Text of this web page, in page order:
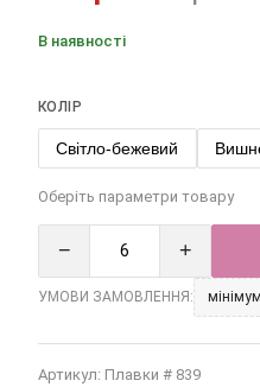
В наявності
КОЛІР
Світло-бежевий
Оберіть параметри товару
− +
УМОВИ ЗАМОВЛЕННЯ:
Артикул: Плавки # 839